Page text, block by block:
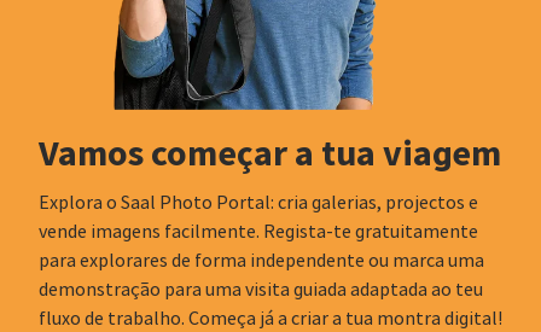
Vamos começar a tua viagem
Explora o Saal Photo Portal: cria galerias, projectos e
vende imagens facilmente. Regista-te gratuitamente
para explorares de forma independente ou marca uma
demonstração para uma visita guiada adaptada ao teu
fluxo de trabalho. Começa já a criar a tua montra digital!